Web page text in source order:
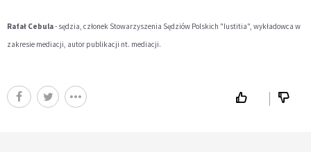
Rafał Cebula- sędzia, członek Stowarzyszenia Sędziów Polskich "Iustitia", wykładowca w
zakresie mediacji, autor publikacji nt. mediacji.